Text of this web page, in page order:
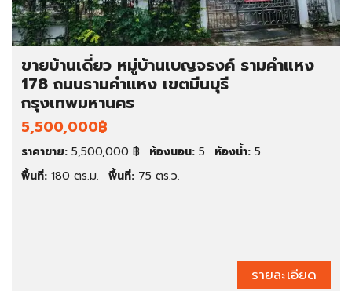
ขายบ้านเดี่ยว หมู่บ้านเบญจรงค์ รามคำแหง
178 ถนนรามคำแหง เขตมีนบุรี
กรุงเทพมหานคร
5,500,000฿
ราคาขาย: 5,500,000 ฿ ห้องนอน: 5 ห้องน้ำ: 5
พื้นที่: 180 ตร.ม. พื้นที่: 75 ตร.ว.
รายละเอียด